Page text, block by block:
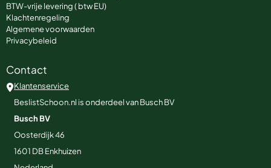
BTW-vrije levering ( btw EU)
Klachtenregeling
Algemene voorwaarden
Privacybeleid
Contact
Klantenservice
BeslistSchoon.nl is onderdeel van Busch BV
Busch BV
Oosterdijk 46
1601 DBEnkhuizen